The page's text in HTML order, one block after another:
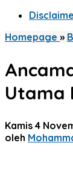
Homepage »
Utama
Kamis 4
oleh